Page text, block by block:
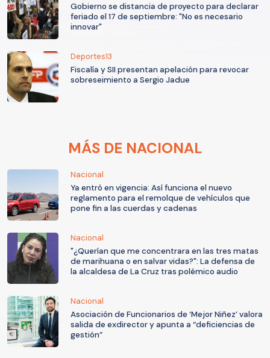
Gobierno se distancia de proyecto para declarar
feriado el 17 de septiembre: "No es necesario
innovar"
Deportes13
Fiscalía y SII presentan apelación para revocar
sobreseimiento a Sergio Jadue
MÁS DE NACIONAL
Nacional
Ya entró en vigencia: Así funciona el nuevo
reglamento para el remolque de vehículos que
pone fin a las cuerdas y cadenas
Nacional
"¿Querían que me concentrara en las tres matas
de marihuana o en salvar vidas?": La defensa de
la alcaldesa de La Cruz tras polémico audio
Nacional
Asociación de Funcionarios de ‘Mejor Niñez’ valora
salida de exdirector y apunta a “deficiencias de
gestión”